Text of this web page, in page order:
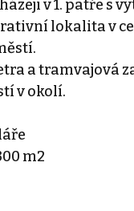
v 1. patře s
lokalita v
a tramvajová
v okolí.
m2